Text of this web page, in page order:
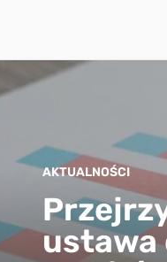
AKTUALNOŚCI
ustawa